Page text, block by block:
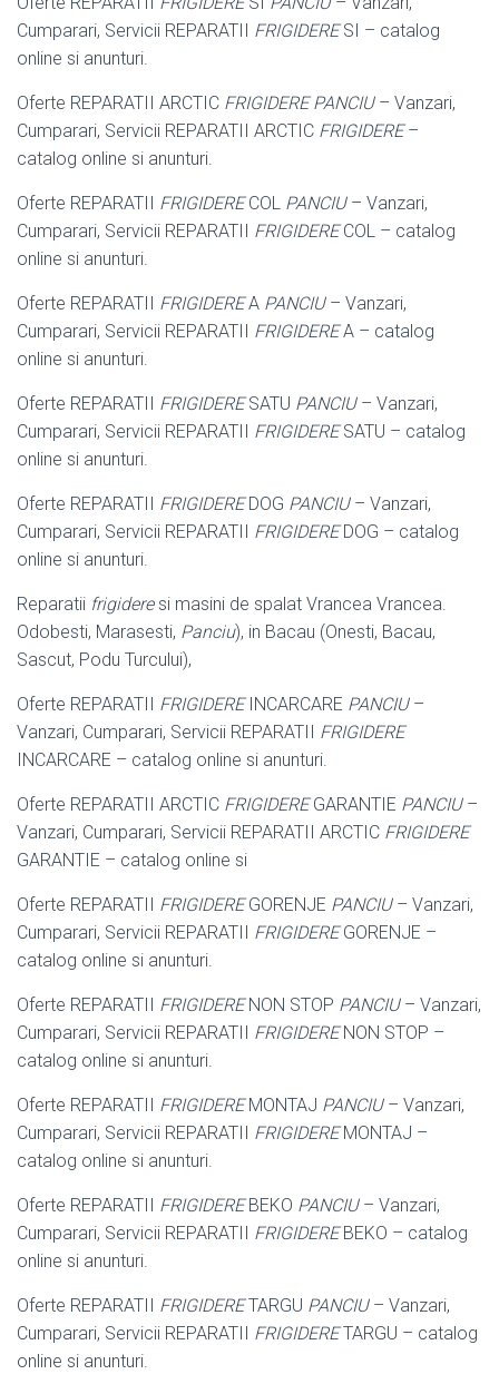
Cumparari, Servicii REPARATII FRIGIDERESI – catalog
online si anunturi.
Oferte REPARATII ARCTIC FRIGIDERE PANCIU– Vanzari,
Cumparari, Servicii REPARATII ARCTIC FRIGIDERE–
catalog online si anunturi.
Oferte REPARATII FRIGIDERECOL PANCIU– Vanzari,
Cumparari, Servicii REPARATII FRIGIDERECOL – catalog
online si anunturi.
Oferte REPARATII FRIGIDEREA PANCIU– Vanzari,
Cumparari, Servicii REPARATII FRIGIDEREA – catalog
online si anunturi.
Oferte REPARATII FRIGIDERESATU PANCIU– Vanzari,
Cumparari, Servicii REPARATII FRIGIDERESATU – catalog
online si anunturi.
Oferte REPARATII FRIGIDEREDOG PANCIU– Vanzari,
Cumparari, Servicii REPARATII FRIGIDEREDOG – catalog
online si anunturi.
Reparatii frigideresi masini de spalat Vrancea Vrancea.
Odobesti, Marasesti, Panciu), in Bacau (Onesti, Bacau,
Sascut, Podu Turcului),
Oferte REPARATII FRIGIDEREINCARCARE PANCIU–
Vanzari, Cumparari, Servicii REPARATII FRIGIDERE
INCARCARE – catalog online si anunturi.
Oferte REPARATII ARCTIC FRIGIDEREGARANTIE PANCIU–
Vanzari, Cumparari, Servicii REPARATII ARCTIC FRIGIDERE
GARANTIE – catalog online si
Oferte REPARATII FRIGIDEREGORENJE PANCIU– Vanzari,
Cumparari, Servicii REPARATII FRIGIDEREGORENJE –
catalog online si anunturi.
Oferte REPARATII FRIGIDERENON STOP PANCIU– Vanzari,
Cumparari, Servicii REPARATII FRIGIDERENON STOP –
catalog online si anunturi.
Oferte REPARATII FRIGIDEREMONTAJ PANCIU– Vanzari,
Cumparari, Servicii REPARATII FRIGIDEREMONTAJ –
catalog online si anunturi.
Oferte REPARATII FRIGIDEREBEKO PANCIU– Vanzari,
Cumparari, Servicii REPARATII FRIGIDEREBEKO – catalog
online si anunturi.
Oferte REPARATII FRIGIDERETARGU PANCIU– Vanzari,
Cumparari, Servicii REPARATII FRIGIDERETARGU – catalog
online si anunturi.